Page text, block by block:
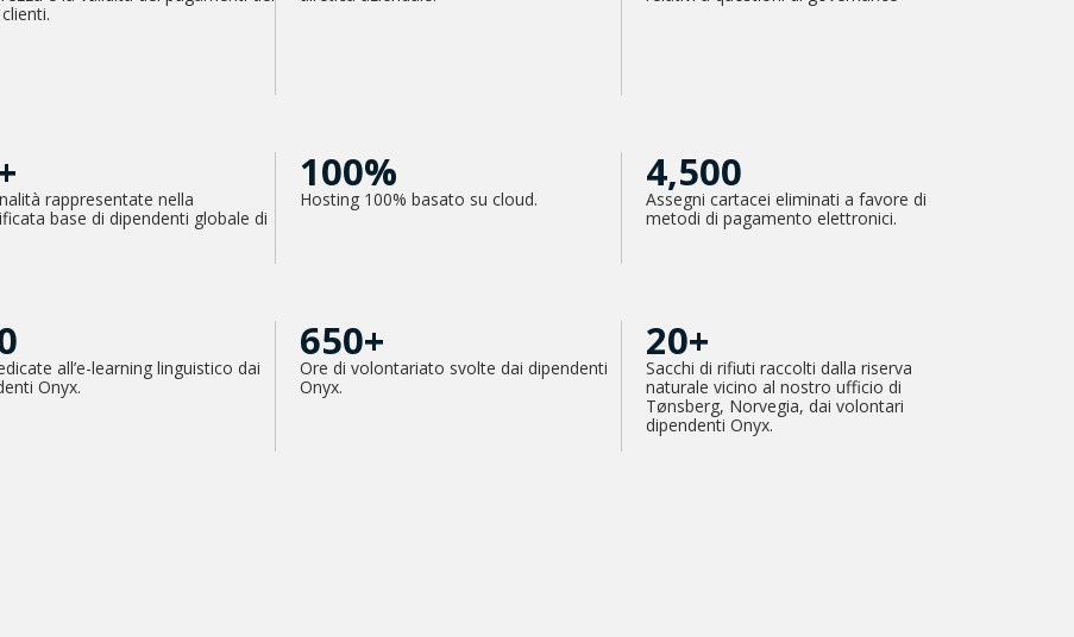
rappresentate nella
base di dipendenti globale di
100%
Hosting 100% basato su cloud.
4,500
Assegni cartacei eliminati a favore di
metodi di pagamento elettronici.
all’e-learning linguistico dai
Onyx.
650+
Ore di volontariato svolte dai dipendenti
Onyx.
20+
Sacchi di rifiuti raccolti dalla riserva
naturale vicino al nostro ufficio di
Tønsberg, Norvegia, dai volontari
dipendenti Onyx.